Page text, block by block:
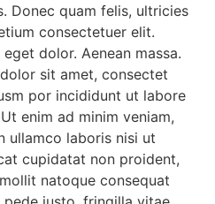
Donec quam felis, ultricies
consectetuer elit.
dolor. Aenean massa.
sit amet, consectet
por incididunt ut labore
enim ad minim veniam,
ullamco laboris nisi ut
cupidatat non proident,
natoque consequat